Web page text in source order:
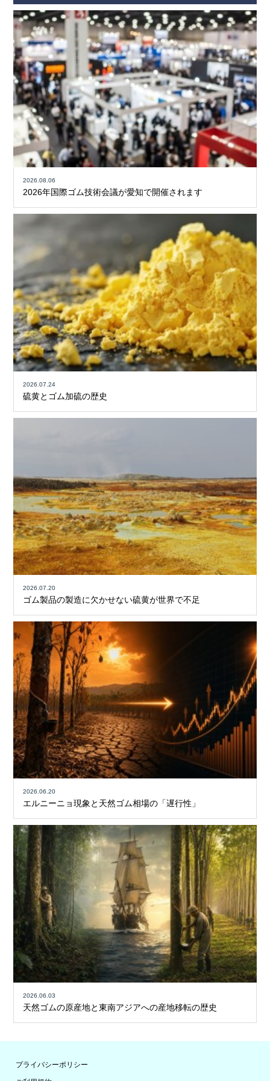
2026.08.06
2026年国際ゴム技術会議が愛知で開催されます
2026.07.24
硫黄とゴム加硫の歴史
2026.07.20
ゴム製品の製造に欠かせない硫黄が世界で不足
2026.06.20
エルニーニョ現象と天然ゴム相場の「遅行性」
2026.06.03
天然ゴムの原産地と東南アジアへの産地移転の歴史
プライバシーポリシー